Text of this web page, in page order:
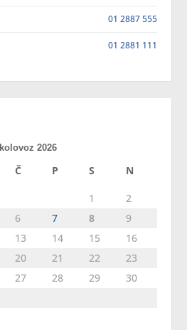
01 2887 555
01 2881 111
kolovoz 2026
Č P S N
1
2
6 7 8
9
13 14 15
16
20 21 22
23
27 28 29
30